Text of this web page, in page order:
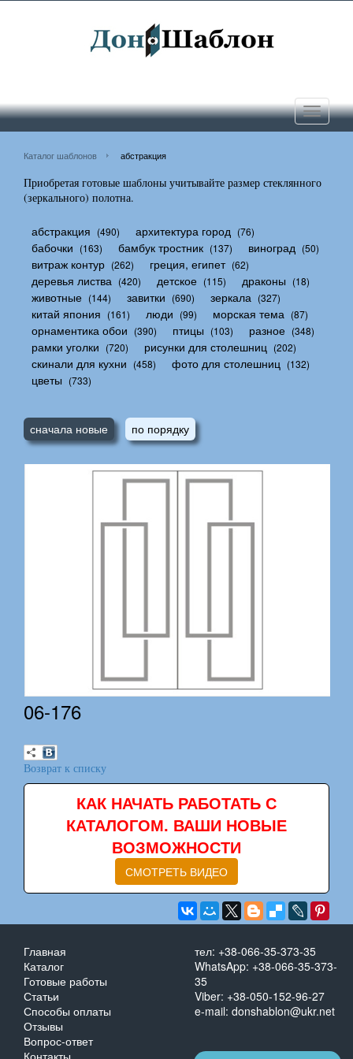
Toggle
Каталог шаблонов абстракция
Приобретая готовые шаблоны учитывайте размер стеклянного
(зеркального) полотна.
абстракция (490) архитектура город (76)
бабочки (163) бамбук тростник (137) виноград (50)
витраж контур (262) греция, египет (62)
деревья листва (420) детское (115) драконы (18)
животные (144) завитки (690) зеркала (327)
китай япония (161) люди (99) морская тема (87)
орнаментика обои (390) птицы (103) разное (348)
рамки уголки (720) рисунки для столешниц (202)
скинали для кухни (458) фото для столешниц (132)
цветы (733)
сначала новые по порядку
06-176
Возврат к списку
КАК НАЧАТЬ РАБОТАТЬ С
КАТАЛОГОМ. ВАШИ НОВЫЕ
ВОЗМОЖНОСТИ
СМОТРЕТЬ ВИДЕО
Главная
Каталог
Готовые работы
Статьи
Способы оплаты
Отзывы
Вопрос-ответ
тел: +38-066-35-373-35
WhatsApp: +38-066-35-373-
35
Viber: +38-050-152-96-27
e-mail: donshablon@ukr.net